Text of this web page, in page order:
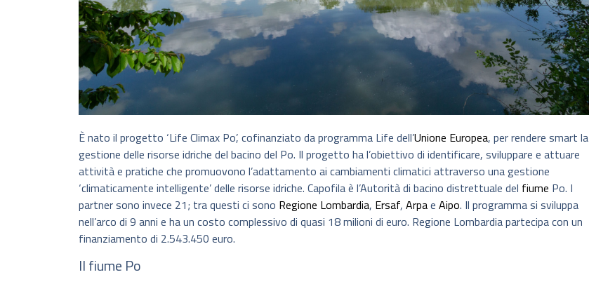
È nato il progetto ‘Life Climax Po’, cofinanziato da programma Life dell’Unione Europea, per rendere smart la
gestione delle risorse idriche del bacino del Po. Il progetto ha l’obiettivo di identificare, sviluppare e attuare
attività e pratiche che promuovono l’adattamento ai cambiamenti climatici attraverso una gestione
‘climaticamente intelligente’ delle risorse idriche. Capofila è l’Autorità di bacino distrettuale del fiume Po. I
partner sono invece 21; tra questi ci sono Regione Lombardia, Ersaf, Arpae Aipo. Il programma si sviluppa
nell’arco di 9 anni e ha un costo complessivo di quasi 18 milioni di euro. Regione Lombardia partecipa con un
finanziamento di 2.543.450 euro.
Il fiume Po